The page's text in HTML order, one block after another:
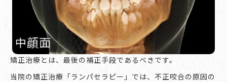
矯正治療とは、最後の補正手段であるべきです。
当院の矯正治療「ランパセラピー」では、不正咬合の原因の